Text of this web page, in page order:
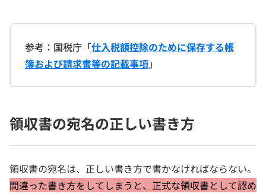
参考：国税庁「仕入税額控除のために保存する帳
簿および請求書等の記載事項」
領収書の宛名の正しい書き方
領収書の宛名は、正しい書き方で書かなければならない。
間違った書き方をしてしまうと、正式な領収書として認め